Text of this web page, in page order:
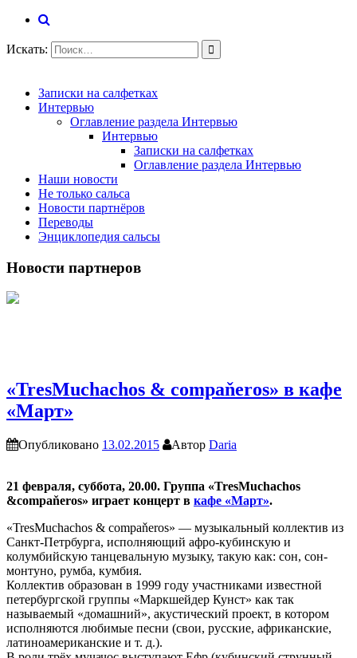
Искать:
Записки на салфетках
Интервью
Оглавление раздела Интервью
Интервью
Записки на салфетках
Оглавление раздела Интервью
Наши новости
Не только сальса
Новости партнёров
Переводы
Энциклопедия сальсы
Новости партнеров
«TresMuchachos & compaňeros» в кафе
«Март»
Опубликовано 13.02.2015 Автор Daria
21 февраля, суббота, 20.00. Группа «TresMuchachos
&compaňeros» играет концерт в кафе «Март».
«TresMuchachos & compaňeros» — музыкальный коллектив из
Санкт-Петрбурга, исполняющий афро-кубинскую и
колумбийскую танцевальную музыку, такую как: сон, сон-
монтуно, румба, кумбия.
Коллектив образован в 1999 году участниками известной
петербургской группы «Маркшейдер Кунст» как так
называемый «домашний», акустический проект, в котором
исполняются любимые песни (свои, русские, африканские,
латиноамериканские и т. д.).